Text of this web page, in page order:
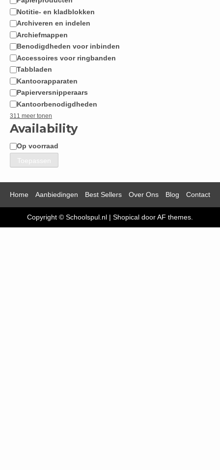
Notitie- en kladblokken
Archiveren en indelen
Archiefmappen
Benodigdheden voor inbinden
Accessoires voor ringbanden
Tabbladen
Kantoorapparaten
Papierversnipperaars
Kantoorbenodigdheden
311 meer tonen
Availability
Beschikbaarheid
Op voorraad
Toepassen
Home Aanbiedingen Best Sellers Over Ons Blog Contact
Copyright © Schoolspul.nl | Shopical door AF themes.